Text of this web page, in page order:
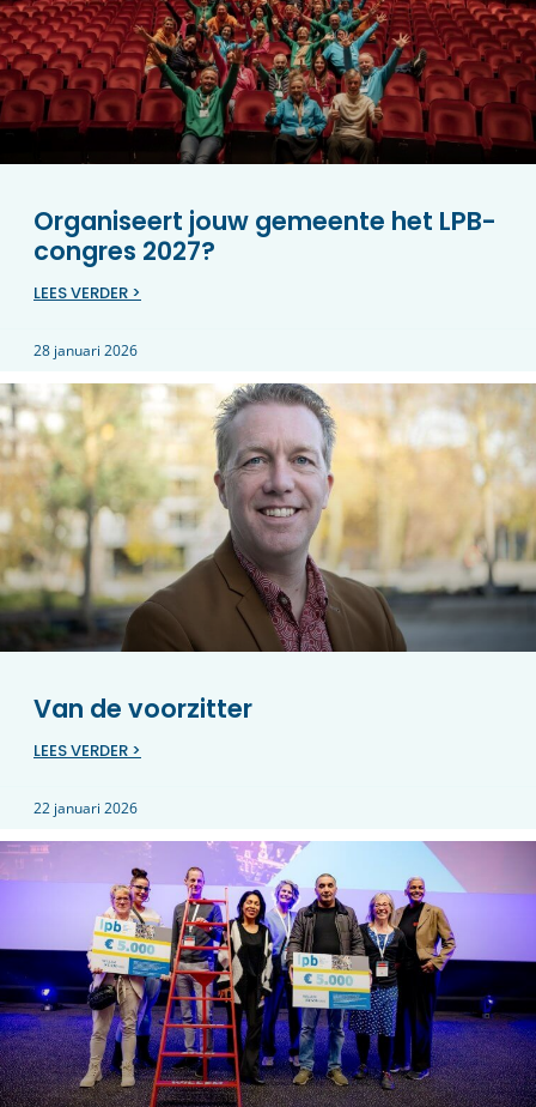
Organiseert jouw gemeente het LPB-
congres 2027?
LEES VERDER >
28 januari 2026
Van de voorzitter
LEES VERDER >
22 januari 2026